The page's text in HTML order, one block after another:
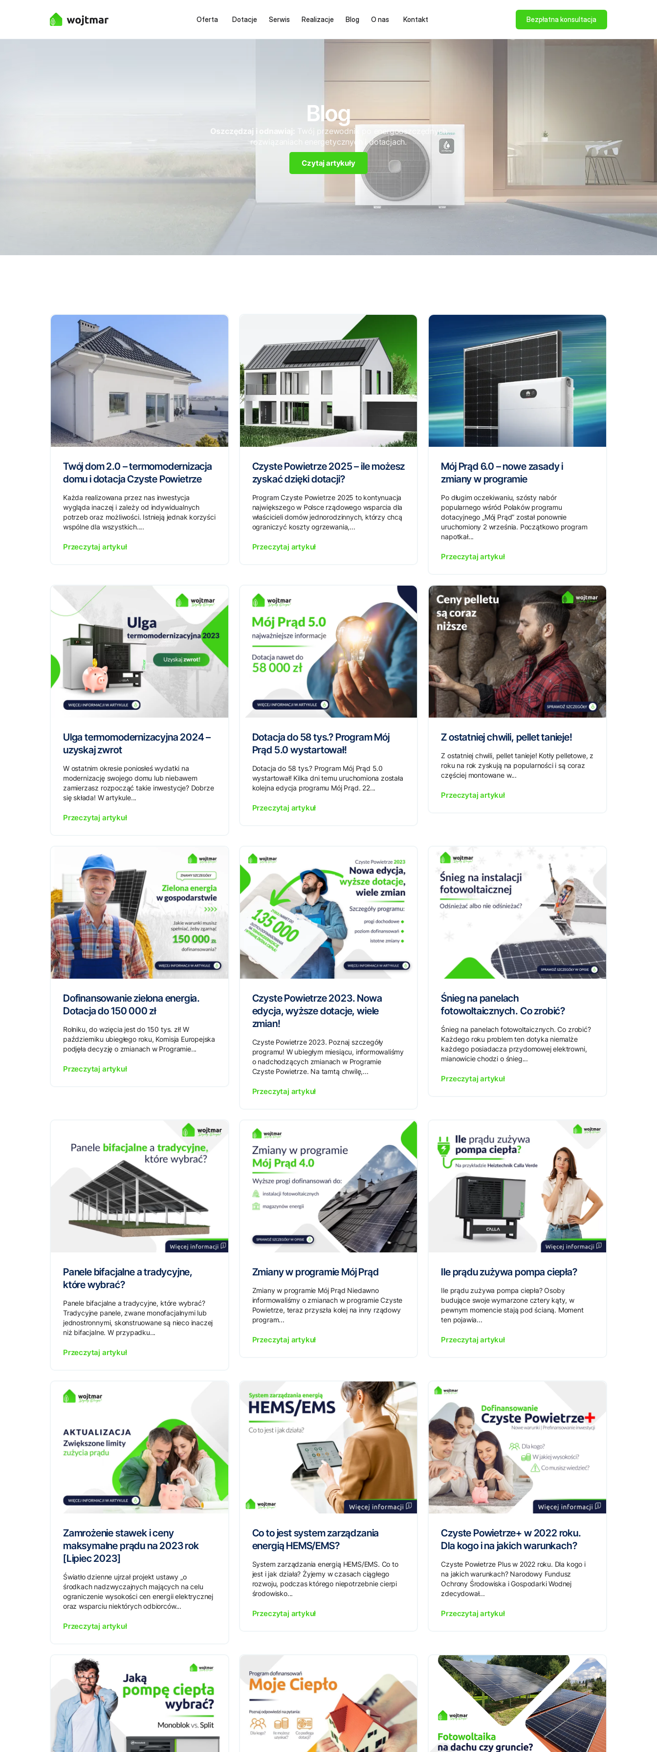
Oferta Dotacje Serwis Realizacje Blog O nas Kontakt Bezpłatna konsultacja
Blog
Oszczędzaj i odnawiaj:
Twój przewodnik po energooszczędnych
rozwiązaniach energetycznych i dotacjach.
Czytaj artykuły
Twój dom 2.0 – termomodernizacja
domu i dotacja Czyste Powietrze
Każda realizowana przez nas inwestycja
wygląda inaczej i zależy od indywidualnych
potrzeb oraz możliwości. Istnieją jednak korzyści
wspólne dla wszystkich....
Przeczytaj artykuł
Czyste Powietrze 2025 – ile możesz
zyskać dzięki dotacji?
Program Czyste Powietrze 2025 to kontynuacja
największego w Polsce rządowego wsparcia dla
właścicieli domów jednorodzinnych, którzy chcą
ograniczyć koszty ogrzewania,...
Przeczytaj artykuł
Mój Prąd 6.0 – nowe zasady i
zmiany w programie
Po długim oczekiwaniu, szósty nabór
popularnego wśród Polaków programu
dotacyjnego „Mój Prąd” został ponownie
uruchomiony 2 września. Początkowo program
napotkał...
Przeczytaj artykuł
Ulga termomodernizacyjna 2024 –
uzyskaj zwrot
W ostatnim okresie poniosłeś wydatki na
modernizację swojego domu lub niebawem
zamierzasz rozpocząć takie inwestycje? Dobrze
się składa! W artykule...
Przeczytaj artykuł
Dotacja do 58 tys.? Program Mój
Prąd 5.0 wystartował!
Dotacja do 58 tys.? Program Mój Prąd 5.0
wystartował! Kilka dni temu uruchomiona została
kolejna edycja programu Mój Prąd. 22...
Przeczytaj artykuł
Z ostatniej chwili, pellet tanieje!
Z ostatniej chwili, pellet tanieje! Kotły pelletowe, z
roku na rok zyskują na popularności i są coraz
częściej montowane w...
Przeczytaj artykuł
Dofinansowanie zielona energia.
Dotacja do 150 000 zł
Rolniku, do wzięcia jest do 150 tys. zł! W
październiku ubiegłego roku, Komisja Europejska
podjęła decyzję o zmianach w Programie...
Przeczytaj artykuł
Czyste Powietrze 2023. Nowa
edycja, wyższe dotacje, wiele
zmian!
Czyste Powietrze 2023. Poznaj szczegóły
programu! W ubiegłym miesiącu, informowaliśmy
o nadchodzących zmianach w Programie
Czyste Powietrze. Na tamtą chwilę,...
Przeczytaj artykuł
Śnieg na panelach
fotowoltaicznych. Co zrobić?
Śnieg na panelach fotowoltaicznych. Co zrobić?
Każdego roku problem ten dotyka niemalże
każdego posiadacza przydomowej elektrowni,
mianowicie chodzi o śnieg...
Przeczytaj artykuł
Panele bifacjalne a tradycyjne,
które wybrać?
Panele bifacjalne a tradycyjne, które wybrać?
Tradycyjne panele, zwane monofacjalnymi lub
jednostronnymi, skonstruowane są nieco inaczej
niż bifacjalne. W przypadku...
Przeczytaj artykuł
Zmiany w programie Mój Prąd
Zmiany w programie Mój Prąd Niedawno
informowaliśmy o zmianach w programie Czyste
Powietrze, teraz przyszła kolej na inny rządowy
program...
Przeczytaj artykuł
Ile prądu zużywa pompa ciepła?
Ile prądu zużywa pompa ciepła? Osoby
budujące swoje wymarzone cztery kąty, w
pewnym momencie stają pod ścianą. Moment
ten pojawia...
Przeczytaj artykuł
Zamrożenie stawek i ceny
maksymalne prądu na 2023 rok
[Lipiec 2023]
Światło dzienne ujrzał projekt ustawy „o
środkach nadzwyczajnych mających na celu
ograniczenie wysokości cen energii elektrycznej
oraz wsparciu niektórych odbiorców...
Przeczytaj artykuł
Co to jest system zarządzania
energią HEMS/EMS?
System zarządzania energią HEMS/EMS. Co to
jest i jak działa? Żyjemy w czasach ciągłego
rozwoju, podczas którego niepotrzebnie cierpi
środowisko...
Przeczytaj artykuł
Czyste Powietrze+ w 2022 roku.
Dla kogo i na jakich warunkach?
Czyste Powietrze Plus w 2022 roku. Dla kogo i
na jakich warunkach? Narodowy Fundusz
Ochrony Środowiska i Gospodarki Wodnej
zdecydował...
Przeczytaj artykuł